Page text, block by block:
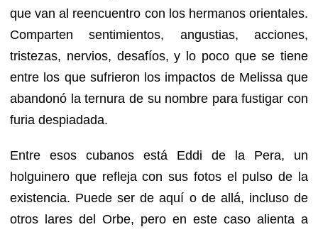
que van al reencuentro con los hermanos orientales.
Comparten sentimientos, angustias, acciones,
tristezas, nervios, desafíos, y lo poco que se tiene
entre los que sufrieron los impactos de Melissa que
abandonó la ternura de su nombre para fustigar con
furia despiadada.
Entre esos cubanos está Eddi de la Pera, un
holguinero que refleja con sus fotos el pulso de la
existencia. Puede ser de aquí o de allá, incluso de
otros lares del Orbe, pero en este caso alienta a